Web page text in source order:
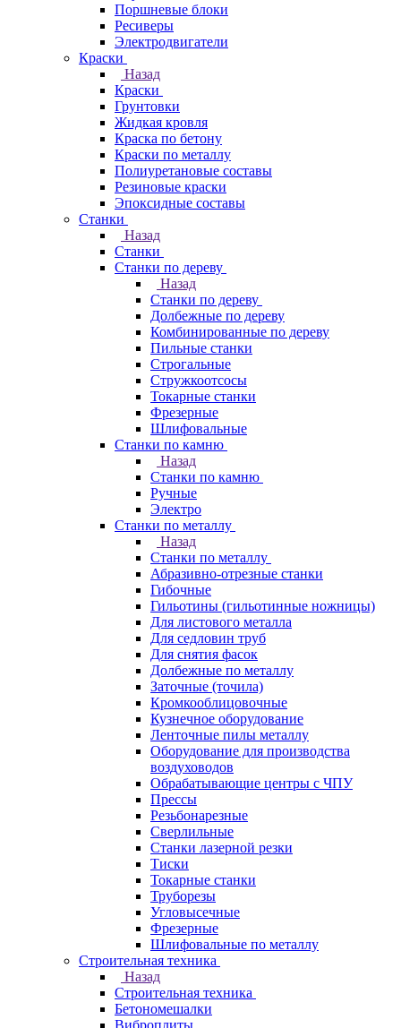
Поршневые блоки
Ресиверы
Электродвигатели
Краски
Назад
Краски
Грунтовки
Жидкая кровля
Краска по бетону
Краски по металлу
Полиуретановые составы
Резиновые краски
Эпоксидные составы
Станки
Назад
Станки
Станки по дереву
Назад
Станки по дереву
Долбежные по дереву
Комбинированные по дереву
Пильные станки
Строгальные
Стружкоотсосы
Токарные станки
Фрезерные
Шлифовальные
Станки по камню
Назад
Станки по камню
Ручные
Электро
Станки по металлу
Назад
Станки по металлу
Абразивно-отрезные станки
Гибочные
Гильотины (гильотинные ножницы)
Для листового металла
Для седловин труб
Для снятия фасок
Долбежные по металлу
Заточные (точила)
Кромкооблицовочные
Кузнечное оборудование
Ленточные пилы металлу
Оборудование для производства
воздуховодов
Обрабатывающие центры с ЧПУ
Прессы
Резьбонарезные
Сверлильные
Станки лазерной резки
Тиски
Токарные станки
Труборезы
Угловысечные
Фрезерные
Шлифовальные по металлу
Строительная техника
Назад
Строительная техника
Бетономешалки
Виброплиты